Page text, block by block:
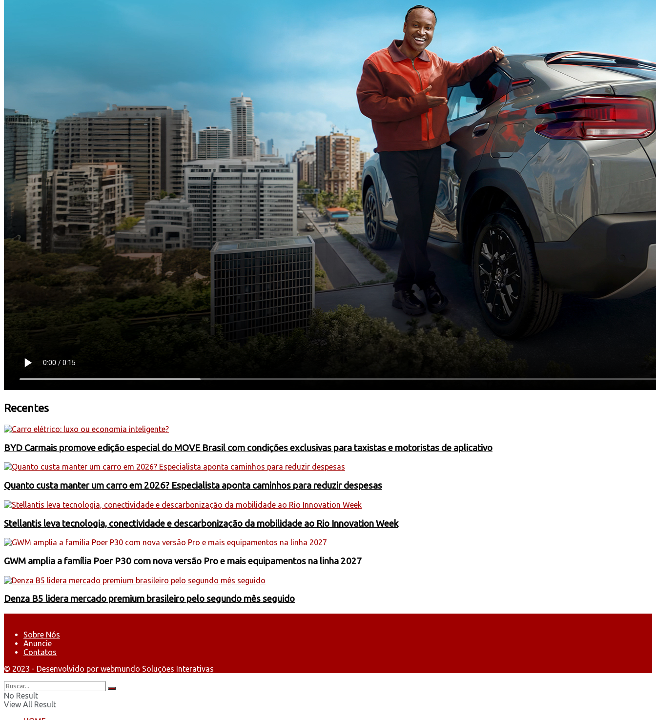
Recentes
BYD Carmais promove edição especial do MOVE Brasil com condições exclusivas para taxistas e motoristas de aplicativo
Quanto custa manter um carro em 2026? Especialista aponta caminhos para reduzir despesas
Stellantis leva tecnologia, conectividade e descarbonização da mobilidade ao Rio Innovation Week
GWM amplia a família Poer P30 com nova versão Pro e mais equipamentos na linha 2027
Denza B5 lidera mercado premium brasileiro pelo segundo mês seguido
Sobre Nós
Anuncie
Contatos
© 2023 - Desenvolvido por webmundo Soluções Interativas
No Result
View All Result